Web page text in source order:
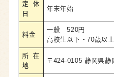
定休
日
年末年始
料金
一般 520円
高校生以下・70歳以
所在
地
〒424-0105 静岡県静